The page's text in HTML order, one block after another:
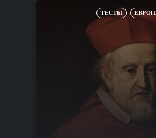
ТЕСТЫ